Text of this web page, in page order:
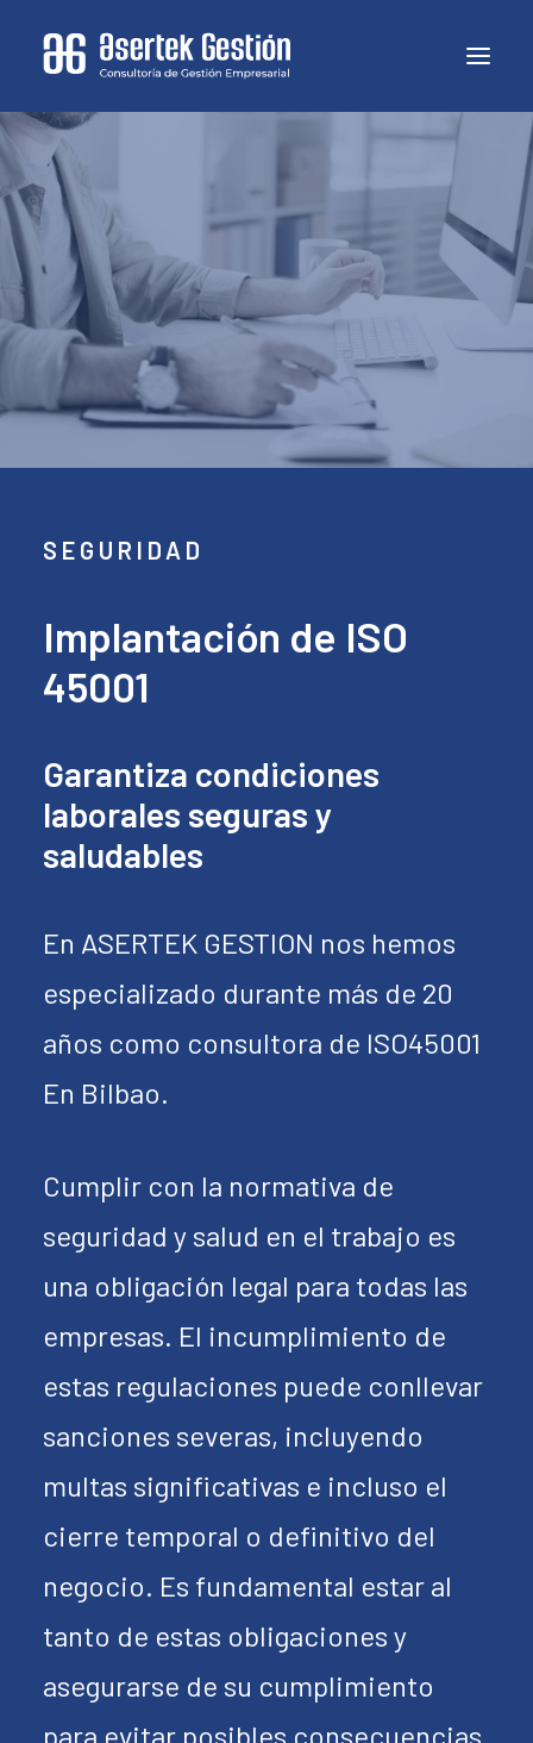
SEGURIDAD
Implantación de ISO
45001
Garantiza condiciones
laborales seguras y
saludables
En ASERTEK GESTION nos hemos
especializado durante más de 20
años como consultora de ISO45001
En Bilbao.
Cumplir con la normativa de
seguridad y salud en el trabajo es
una obligación legal para todas las
empresas. El incumplimiento de
estas regulaciones puede conllevar
sanciones severas, incluyendo
multas significativas e incluso el
cierre temporal o definitivo del
negocio. Es fundamental estar al
tanto de estas obligaciones y
asegurarse de su cumplimiento
para evitar posibles consecuencias